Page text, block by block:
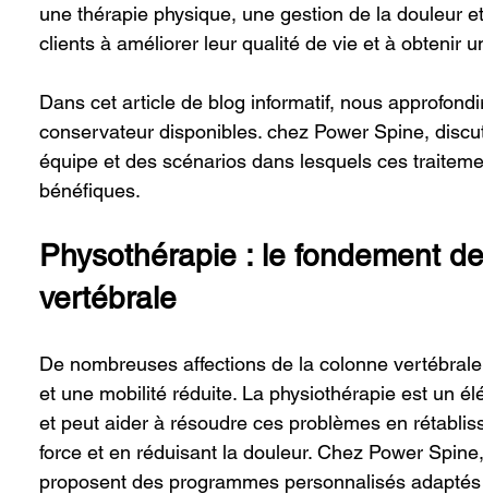
une thérapie physique, une gestion de la douleur
clients à améliorer leur qualité de vie et à obtenir
Dans cet article de blog informatif, nous
conservateur disponibles. chez Power Spine,
équipe et des scénarios dans lesquels ces
bénéfiques.
Physothérapie : le fondement
vertébrale
De nombreuses affections de la colonne
et une mobilité réduite. La physiothérapie est un
et peut aider à résoudre ces problèmes en
force et en réduisant la douleur. Chez Power
proposent des programmes personnalisés